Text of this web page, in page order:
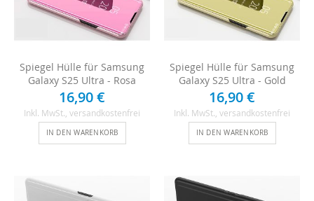
Spiegel Hülle für Samsung
Galaxy S25 Ultra - Rosa
16,90 €
Inkl. MwSt. , versandkostenfrei
IN DEN WARENKORB
Spiegel Hülle für Samsung
Galaxy S25 Ultra - Gold
16,90 €
Inkl. MwSt. , versandkostenfrei
IN DEN WARENKORB